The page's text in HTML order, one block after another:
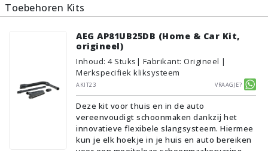
Toebehoren Kits
AEG AP81UB25DB (Home & Car Kit,
origineel)
Inhoud: 4 Stuks | Fabrikant: Origineel |
Merkspecifiek kliksysteem
AKIT23
Vraagje?
Deze kit voor thuis en in de auto
vereenvoudigt schoonmaken dankzij het
innovatieve flexibele slangsysteem. Hiermee
kun je elk hoekje in je huis en auto bereiken